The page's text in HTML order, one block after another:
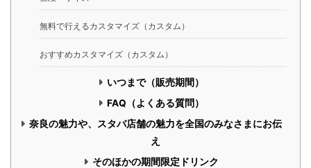
無料で行えるカスタマイズ（カスタム）
おすすめカスタマイズ（カスタム）
いつまで（販売期間）
FAQ（よくある質問）
奈良の魅力や、スタバ店舗の魅力を全国のみなさまにお伝
え
そのほかの期間限定ドリンク